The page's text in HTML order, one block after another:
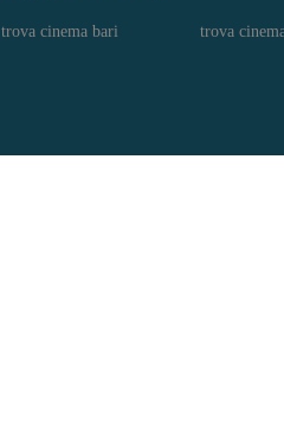
trova cinema bari trova